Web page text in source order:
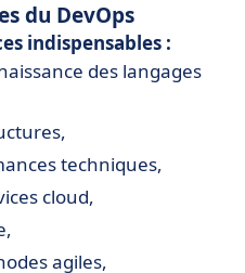
du DevOps
indispensables :
des langages
techniques,
cloud,
agiles,